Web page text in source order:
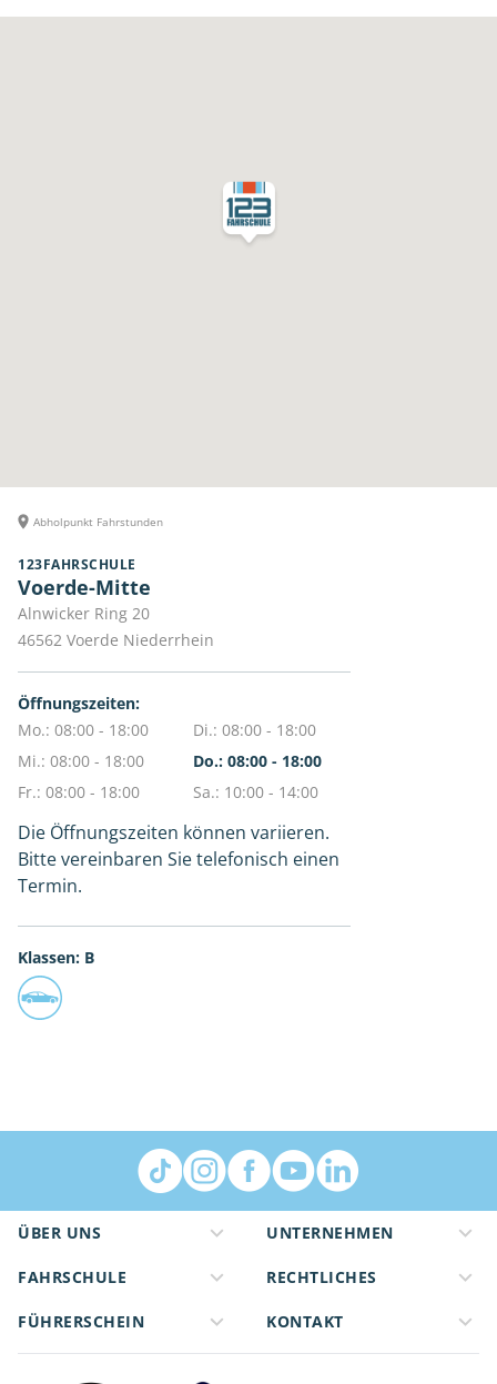
Abholpunkt Fahrstunden
123FAHRSCHULE
Voerde-Mitte
Alnwicker Ring 20
46562 Voerde Niederrhein
Öffnungszeiten:
Mo.: 08:00 - 18:00
Di.: 08:00 - 18:00
Mi.: 08:00 - 18:00
Do.: 08:00 - 18:00
Fr.: 08:00 - 18:00
Sa.: 10:00 - 14:00
Die Öffnungszeiten können variieren.
Bitte vereinbaren Sie telefonisch einen
Termin.
Klassen: B
ÜBER UNS
FAHRSCHULE
FÜHRERSCHEIN
UNTERNEHMEN
RECHTLICHES
KONTAKT